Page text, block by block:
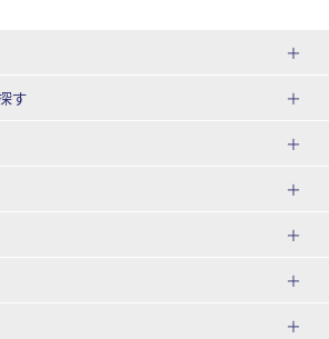
す
の旅
ユニバーサル・スタジオ・ジャパ